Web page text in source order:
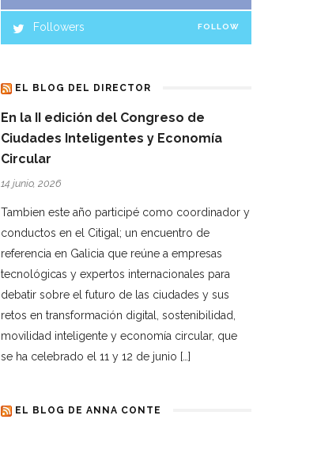
Followers FOLLOW
EL BLOG DEL DIRECTOR
En la II edición del Congreso de
Ciudades Inteligentes y Economía
Circular
14 junio, 2026
Tambien este año participé como coordinador y
conductos en el Citigal; un encuentro de
referencia en Galicia que reúne a empresas
tecnológicas y expertos internacionales para
debatir sobre el futuro de las ciudades y sus
retos en transformación digital, sostenibilidad,
movilidad inteligente y economía circular, que
se ha celebrado el 11 y 12 de junio […]
EL BLOG DE ANNA CONTE